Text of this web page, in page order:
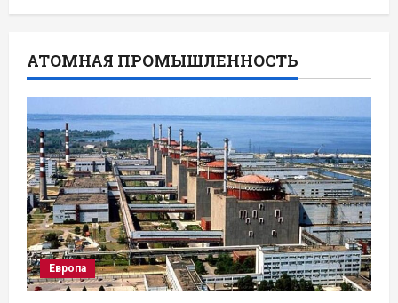
АТОМНАЯ ПРОМЫШЛЕННОСТЬ
Европа